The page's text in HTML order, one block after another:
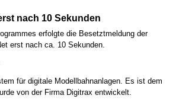
nach 10 Sekunden
erfolgte die Besetztmeldung der
erst nach ca. 10 Sekunden.
für digitale Modellbahnanlagen. Es ist dem
von der Firma Digitrax entwickelt.